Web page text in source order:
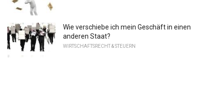
Wie verschiebe ich mein Geschäft in einen
anderen Staat?
WIRTSCHAFTSRECHT & STEUERN